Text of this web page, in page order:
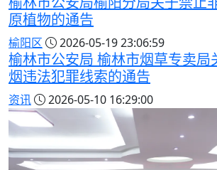
原植物的通告
榆阳区 2026-05-19 23:06:59
榆林市公安局 榆林市烟草专卖局
烟违法犯罪线索的通告
资讯 2026-05-10 16:29:00